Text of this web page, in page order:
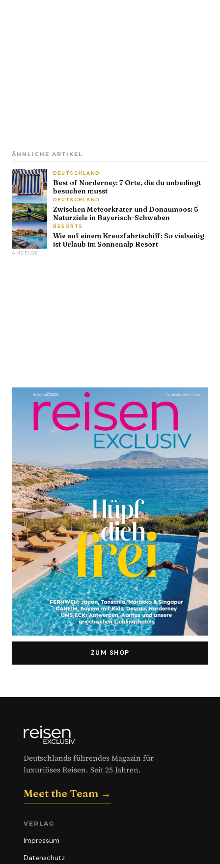
ZUM SHOP
ÄHNLICHE ARTIKEL
DEUTSCHLAND
Best of Norderney: 7 Orte, die du unbedingt
besuchen musst
DEUTSCHLAND
Zwischen Meteorkrater und Donaumoos: 5
Naturziele in Bayerisch-Schwaben
RESORTS
Wie auf einem Kreuzfahrtschiff: So vielseitig
ist Urlaub im Sonnenalp Resort
ANZEIGE
Deutschlands führendes Magazin für
luxuriöses Reisen. Seit 25 Jahren.
Meet the Team →
VERLAG
Impressum
Datenschutz